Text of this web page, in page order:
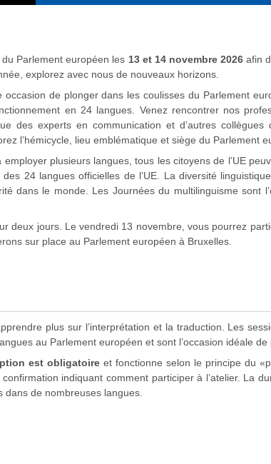
Parlement européen les 13 et 14 novembre 2026 afin
explorez avec nous de nouveaux horizons.
de plonger dans les coulisses du Parlement
en 24 langues. Venez rencontrer nos
des experts en communication et d’autres collègues
l’hémicycle, lieu emblématique et siège du Parlement
plusieurs langues, tous les citoyens de l’UE
24 langues officielles de l’UE. La diversité
dans le monde. Les Journées du multilinguisme sont
deux jours. Le vendredi 13 novembre, vous pourrez
sur place au Parlement européen à Bruxelles.
plus sur l’interprétation et la traduction. Les
au Parlement européen et sont l’occasion idéale de
est obligatoire et fonctionne selon le principe du
indiquant comment participer à l’atelier. La
de nombreuses langues.